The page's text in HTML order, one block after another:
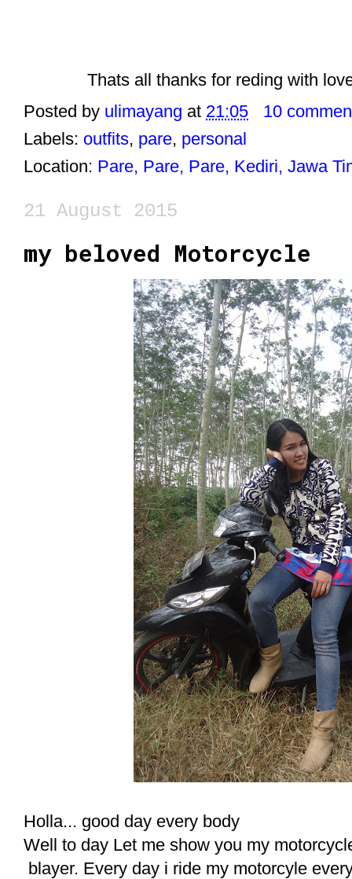
Thats all thanks for reding with
Posted by ulimayang at 21:05
10
Labels: outfits, pare, personal
Location: Pare, Pare, Pare, Kediri, Jawa
21 August 2015
my beloved Motorcycle
Holla... good day every body
Well to day Let me show you my
blayer. Every day i ride my motorcyle